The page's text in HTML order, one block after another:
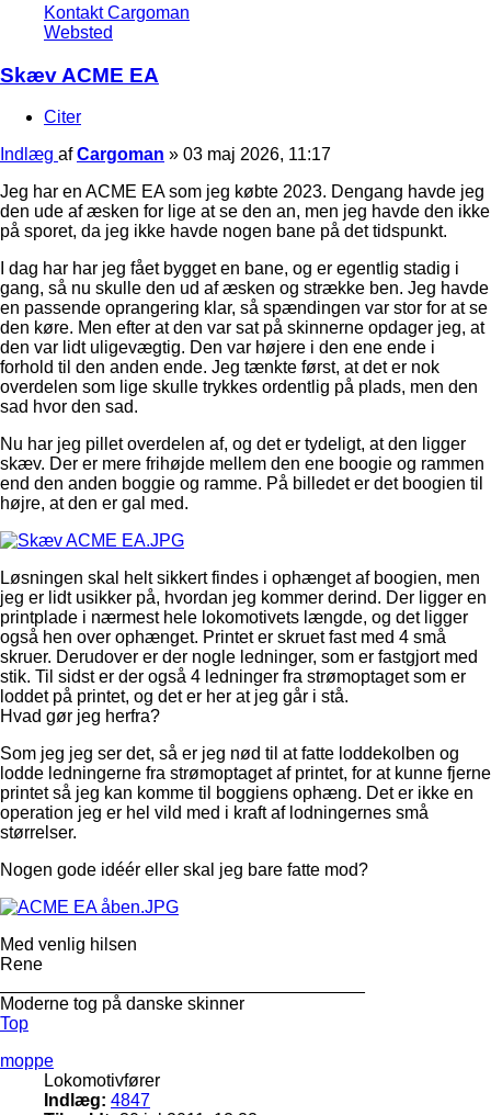
Kontakt Cargoman
Websted
Skæv ACME EA
Citer
Indlæg afCargoman » 03 maj 2026, 11:17
Jeg har en ACME EA som jeg købte 2023. Dengang havde jeg
den ude af æsken for lige at se den an, men jeg havde den ikke
på sporet, da jeg ikke havde nogen bane på det tidspunkt.
I dag har har jeg fået bygget en bane, og er egentlig stadig i
gang, så nu skulle den ud af æsken og strække ben. Jeg havde
en passende oprangering klar, så spændingen var stor for at se
den køre. Men efter at den var sat på skinnerne opdager jeg, at
den var lidt uligevægtig. Den var højere i den ene ende i
forhold til den anden ende. Jeg tænkte først, at det er nok
overdelen som lige skulle trykkes ordentlig på plads, men den
sad hvor den sad.
Nu har jeg pillet overdelen af, og det er tydeligt, at den ligger
skæv. Der er mere frihøjde mellem den ene boogie og rammen
end den anden boggie og ramme. På billedet er det boogien til
højre, at den er gal med.
Løsningen skal helt sikkert findes i ophænget af boogien, men
jeg er lidt usikker på, hvordan jeg kommer derind. Der ligger en
printplade i nærmest hele lokomotivets længde, og det ligger
også hen over ophænget. Printet er skruet fast med 4 små
skruer. Derudover er der nogle ledninger, som er fastgjort med
stik. Til sidst er der også 4 ledninger fra strømoptaget som er
loddet på printet, og det er her at jeg går i stå.
Hvad gør jeg herfra?
Som jeg jeg ser det, så er jeg nød til at fatte loddekolben og
lodde ledningerne fra strømoptaget af printet, for at kunne fjerne
printet så jeg kan komme til boggiens ophæng. Det er ikke en
operation jeg er hel vild med i kraft af lodningernes små
størrelser.
Nogen gode idéér eller skal jeg bare fatte mod?
Med venlig hilsen
Rene
Moderne tog på danske skinner
Top
moppe
Lokomotivfører
Indlæg: 4847